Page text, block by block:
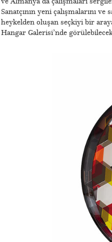
Sanatçının yeni çalışmalarını
heykelden oluşan seçkiyi bir
Hangar Galerisi’nde